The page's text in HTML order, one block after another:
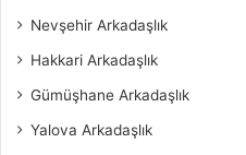
Nevşehir Arkadaşlık
Hakkari Arkadaşlık
Gümüşhane Arkadaşlık
Yalova Arkadaşlık